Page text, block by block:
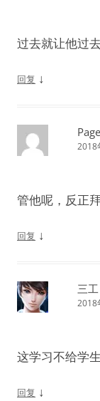
过去就让他过
回复 ↓
Page
2018
管他呢，反正
回复 ↓
三工
2018
这学习不给学
回复 ↓